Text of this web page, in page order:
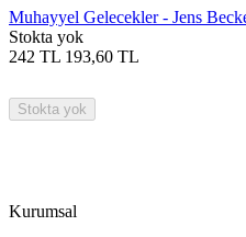
Muhayyel Gelecekler - Jens
Stokta yok
242 TL 193,60 TL
Stokta yok
Kurumsal